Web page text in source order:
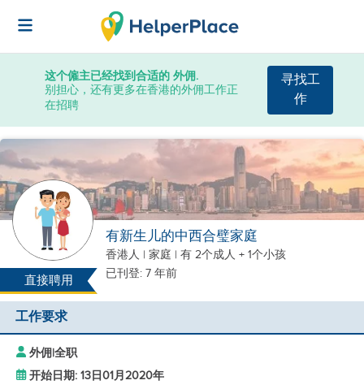
这个僱主已经找到合适的 外佣.
别担心，还有更多在香港的外佣工作正
在招聘
寻找工
作
直接聘用
有新生儿的中西合璧家庭
香港人 | 家庭 | 有 2个成人 + 1个小孩
已刊登: 7 年前
工作要求
外佣|全职
开始日期: 13日01月2020年